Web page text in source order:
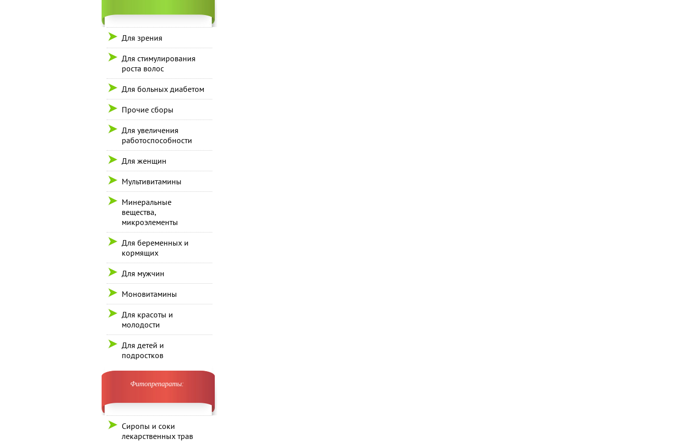
Для зрения
Для стимулирования
роста волос
Для больных диабетом
Прочие сборы
Для увеличения
работоспособности
Для женщин
Мультивитамины
Минеральные
вещества,
микроэлементы
Для беременных и
кормящих
Для мужчин
Моновитамины
Для красоты и
молодости
Для детей и
подростков
Фитопрепараты:
Сиропы и соки
лекарственных трав